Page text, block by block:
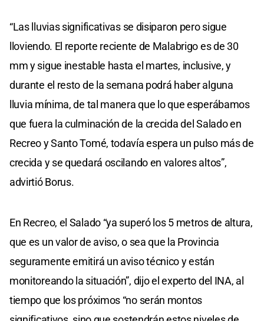
“Las lluvias significativas se disiparon pero sigue
lloviendo. El reporte reciente de Malabrigo es de 30
mm y sigue inestable hasta el martes, inclusive, y
durante el resto de la semana podrá haber alguna
lluvia mínima, de tal manera que lo que esperábamos
que fuera la culminación de la crecida del Salado en
Recreo y Santo Tomé, todavía espera un pulso más de
crecida y se quedará oscilando en valores altos”,
advirtió Borus.
En Recreo, el Salado “ya superó los 5 metros de altura,
que es un valor de aviso, o sea que la Provincia
seguramente emitirá un aviso técnico y están
monitoreando la situación”, dijo el experto del INA, al
tiempo que los próximos “no serán montos